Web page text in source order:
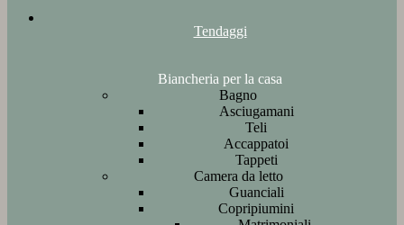
Tendaggi
Biancheria per la casa
Bagno
Asciugamani
Teli
Accappatoi
Tappeti
Camera da letto
Guanciali
Copripiumini